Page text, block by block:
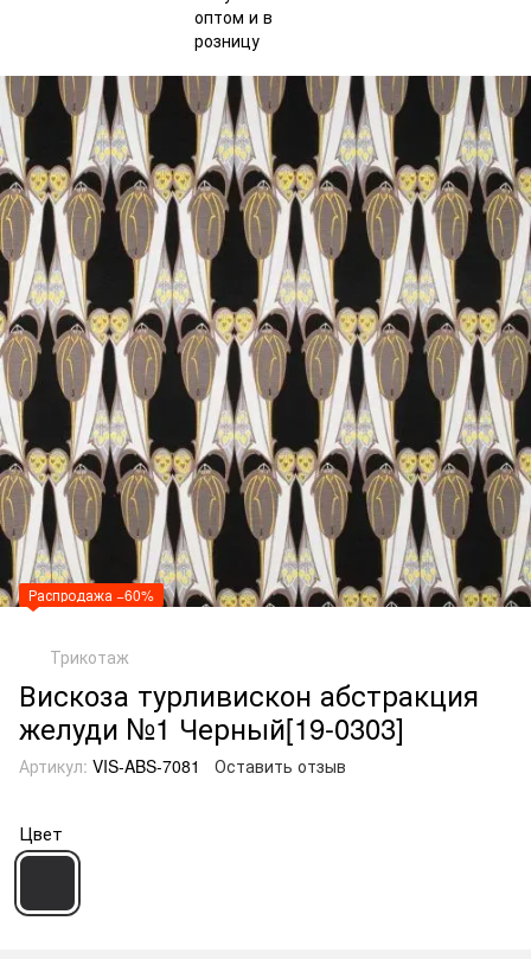
Распродажа −60%
Трикотаж
Вискоза турливискон абстракция
желуди №1 Черный[19-0303]
Артикул: VIS-ABS-7081 Оставить отзыв
Цвет